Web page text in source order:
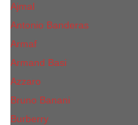
Ajmal
Antonio Banderas
Armaf
Armand Basi
Azzaro
Bruno Banani
Burberry